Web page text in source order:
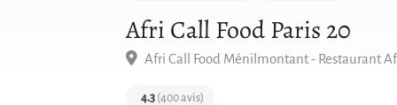
Afri Call Food Paris 20
Afri Call Food Ménilmontant - Restaurant
4.3 (400 avis)